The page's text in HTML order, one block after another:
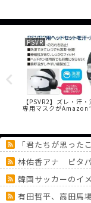
PSVR
【PSVR2】ズレ・汗
専用マスクがAmazon
「君たちが思っ
林佑香アナ ピタ
韓国サッカーのイ
有田哲平、高田馬